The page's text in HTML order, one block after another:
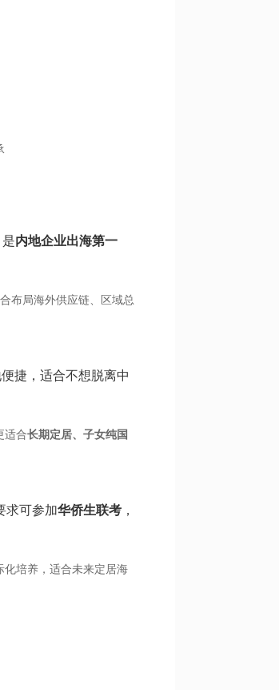
内地企业出海第一
布局海外供应链、区域总
捷，适合不想脱离中
适合长期定居、子女纯国
求可参加华侨生联考 ，
培养，适合未来定居海